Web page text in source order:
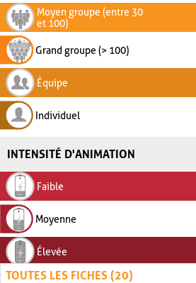
Moyen groupe (entre 30
et 100)
Grand groupe (> 100)
Équipe
Individuel
INTENSITÉ D'ANIMATION
Faible
Moyenne
Élevée
TOUTES LES FICHES (20)